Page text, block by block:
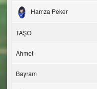
Hamza Peker
TAŞO
Ahmet
Bayram